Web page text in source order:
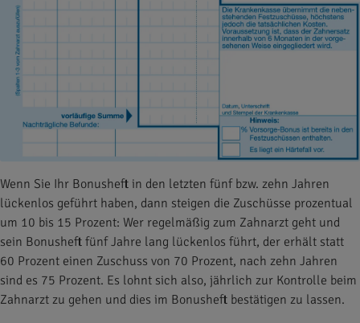
Wenn Sie Ihr Bonusheft in den letzten fünf bzw. zehn Jahren
lückenlos geführt haben, dann steigen die Zuschüsse prozentual
um 10 bis 15 Prozent: Wer regelmäßig zum Zahnarzt geht und
sein Bonusheft fünf Jahre lang lückenlos führt, der erhält statt
60 Prozent einen Zuschuss von 70 Prozent, nach zehn Jahren
sind es 75 Prozent. Es lohnt sich also, jährlich zur Kontrolle beim
Zahnarzt zu gehen und dies im Bonusheft bestätigen zu lassen.